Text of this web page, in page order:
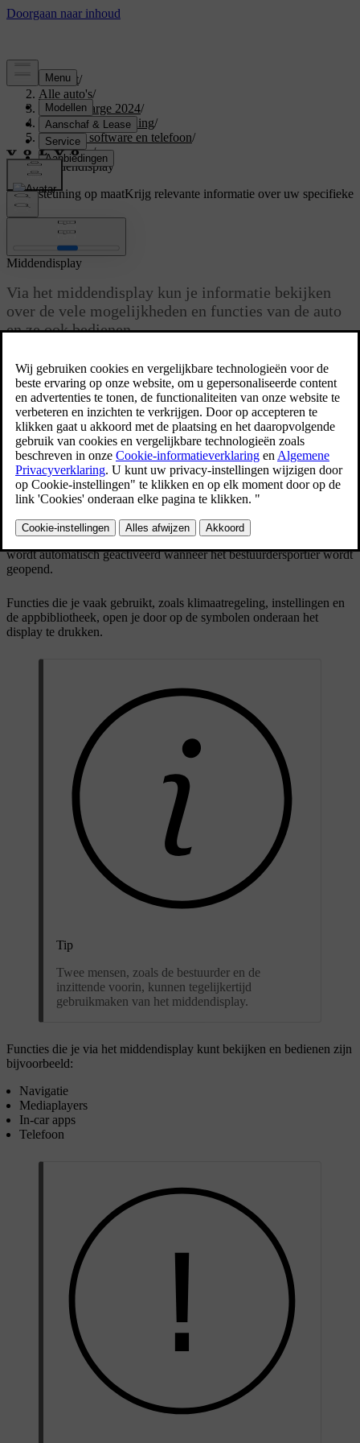
Support/
Alle auto's/
C40 Recharge 2024/
Gebruikershandleiding/
Displays, software en telefoon/
Displays/
Middendisplay
Ondersteuning op maatKrijg relevante informatie over uw specifieke
auto.
Middendisplay
Via het middendisplay kun je informatie bekijken
over de vele mogelijkheden en functies van de auto
en ze ook bedienen.
Het middendisplay bevindt zich in het midden van het dashboard en
wordt automatisch geactiveerd wanneer het bestuurdersportier wordt
geopend.
Functies die je vaak gebruikt, zoals klimaatregeling, instellingen en
de appbibliotheek, open je door op de symbolen onderaan het
display te drukken.
Tip
Twee mensen, zoals de bestuurder en de
inzittende voorin, kunnen tegelijkertijd
gebruikmaken van het middendisplay.
Functies die je via het middendisplay kunt bekijken en bedienen zijn
bijvoorbeeld:
Navigatie
Mediaplayers
In-car apps
Telefoon